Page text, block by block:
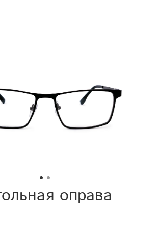
оправа